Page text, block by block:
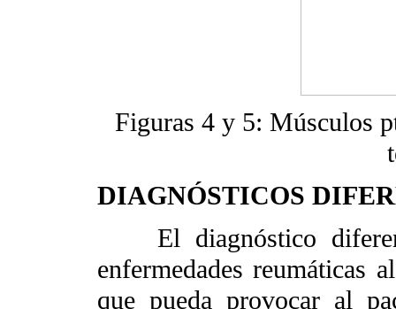
Figuras 4 y 5: Músculos
DIAGNÓSTICOS
El diagnóstico
enfermedades reumáticas
que pueda provocar al